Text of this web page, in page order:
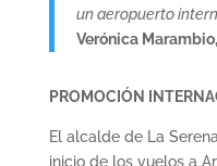
un aeropuerto
Verónica
PROMOCIÓN
El alcalde de La
inicio de los vuelos a